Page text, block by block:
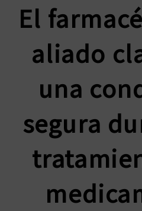
El
aliado
una
segura